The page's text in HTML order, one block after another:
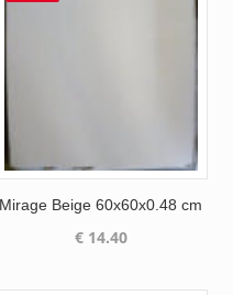
Mirage Beige 60x60x0.48 cm
€14.40